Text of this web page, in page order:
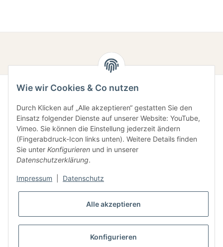
Gesetzliche Informationen
Informationen
Wie wir Cookies & Co nutzen
Durch Klicken auf „Alle akzeptieren“ gestatten Sie den
Einsatz folgender Dienste auf unserer Website: YouTube,
Vimeo. Sie können die Einstellung jederzeit ändern
(Fingerabdruck-Icon links unten). Weitere Details finden
Sie unter Konfigurieren und in unserer
Datenschutzerklärung.
Impressum Datenschutz
Alle akzeptieren
Konfigurieren